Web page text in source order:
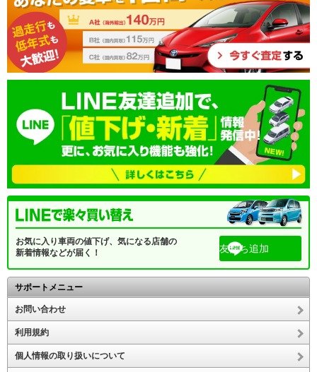
お気に入り車両の値下げ、気になる店舗の
新着情報などが届く！
友だち追加
サポートメニュー
お問い合わせ
利用規約
個人情報の取り扱いについて